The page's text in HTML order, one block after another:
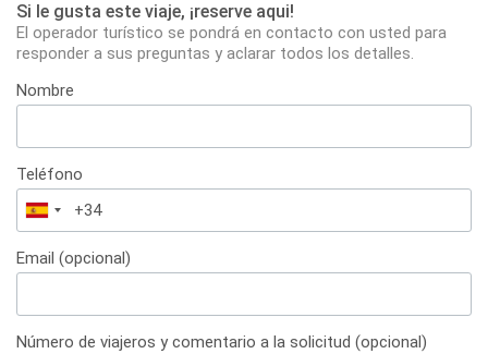
Si le gusta este viaje, ¡reserve aqui!
El operador turístico se pondrá en contacto con usted para
responder a sus preguntas y aclarar todos los detalles.
Nombre
Teléfono
España
+34
Email (opcional)
Número de viajeros y comentario a la solicitud (opcional)